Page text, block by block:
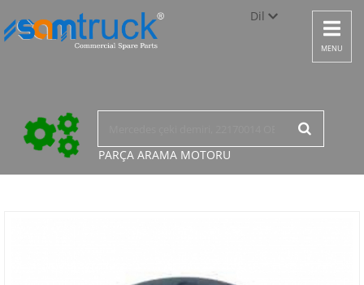
Dil
Türkçe
English
Toggle
MENU
PARÇA ARAMA MOTORU